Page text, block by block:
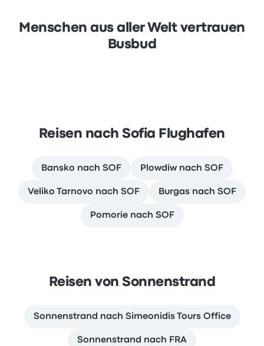
Menschen aus aller Welt vertrauen
Busbud
Reisen nach Sofia Flughafen
Bansko nach SOF Plowdiw nach SOF
Veliko Tarnovo nach SOF Burgas nach SOF
Pomorie nach SOF
Reisen von Sonnenstrand
Sonnenstrand nach Simeonidis Tours Office
Sonnenstrand nach FRA